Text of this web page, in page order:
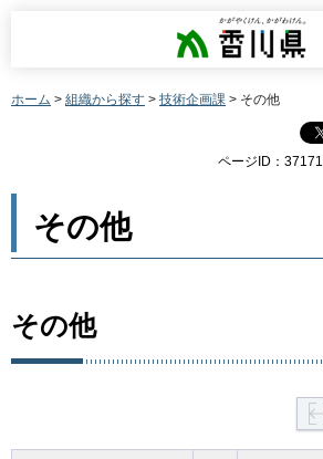
香川県
ホーム > 組織から探す > 技術企画課 > その他
ページID：37171
その他
その他